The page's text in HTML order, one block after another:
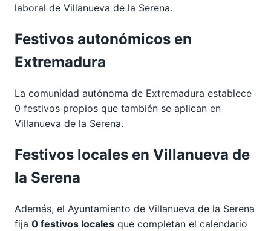
laboral de Villanueva de la Serena.
Festivos autonómicos en
Extremadura
La comunidad autónoma de Extremadura establece
0 festivos propios que también se aplican en
Villanueva de la Serena.
Festivos locales en Villanueva de
la Serena
Además, el Ayuntamiento de Villanueva de la Serena
fija 0 festivos locales que completan el calendario